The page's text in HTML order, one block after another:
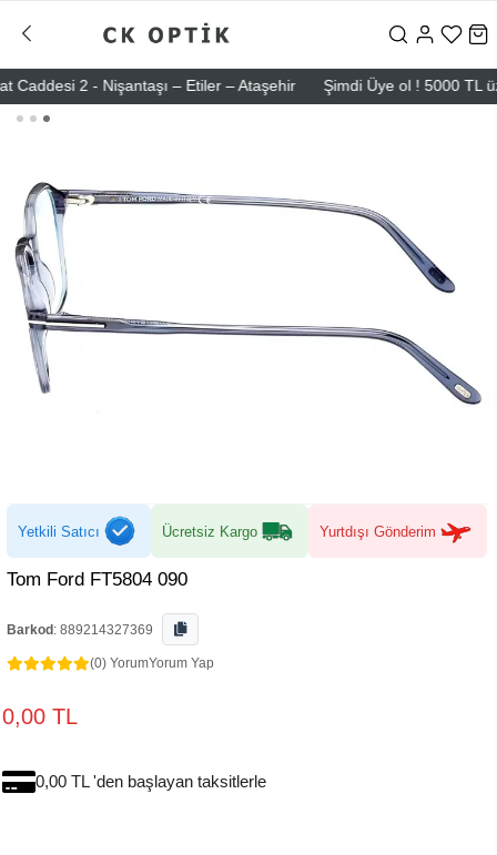
2 - Nişantaşı – Etiler – Ataşehir Şimdi Üye ol ! 5000 TL
Yetkili Satıcı Ücretsiz Kargo Yurtdışı Gönderim
Tom Ford FT5804 090
Barkod : 889214327369
(0) YorumYorum Yap
0,00 TL
0,00 TL 'den başlayan taksitlerle